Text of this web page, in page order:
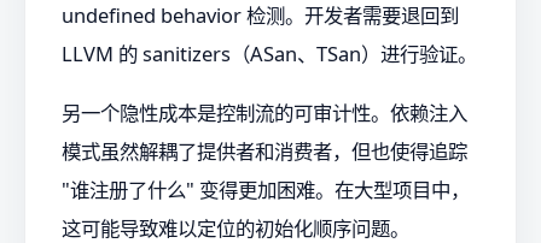
undefined behavior 检测。开发者需要退回到
LLVM 的 sanitizers（ASan、TSan）进行验证。
另一个隐性成本是控制流的可审计性。依赖注入
模式虽然解耦了提供者和消费者，但也使得追踪
"谁注册了什么" 变得更加困难。在大型项目中，
这可能导致难以定位的初始化顺序问题。